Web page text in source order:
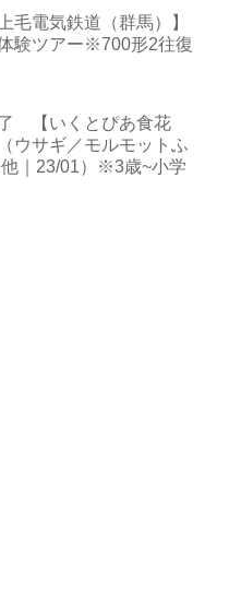
電気鉄道（群馬）】
体験ツアー※700形2往復
【いくとぴあ食花
ウサギ／モルモットふ
｜23/01）※3歳~小学